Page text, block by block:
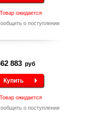
Товар ожидается
о поступлении
883 руб
Купить
Товар ожидается
о поступлении